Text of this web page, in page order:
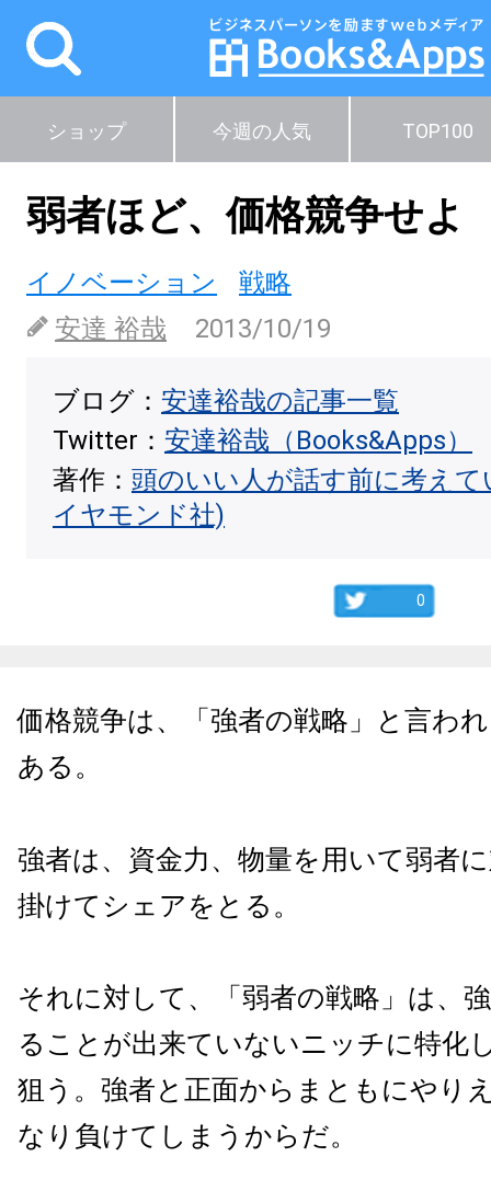
ショップ 今週の人気 TOP100
弱者ほど、価格競争せよ
イノベーション
戦略
安達 裕哉
2013/10/19
ブログ： 安達裕哉の記事一覧
Twitter： 安達裕哉（Books&Apps）
著作： 頭のいい人が話す前に考え
イヤモンド社)
0
価格競争は、「強者の戦略」と言わ
ある。
強者は、資金力、物量を用いて弱者
掛けてシェアをとる。
それに対して、「弱者の戦略」は、
ることが出来ていないニッチに特化
狙う。強者と正面からまともにやり
なり負けてしまうからだ。